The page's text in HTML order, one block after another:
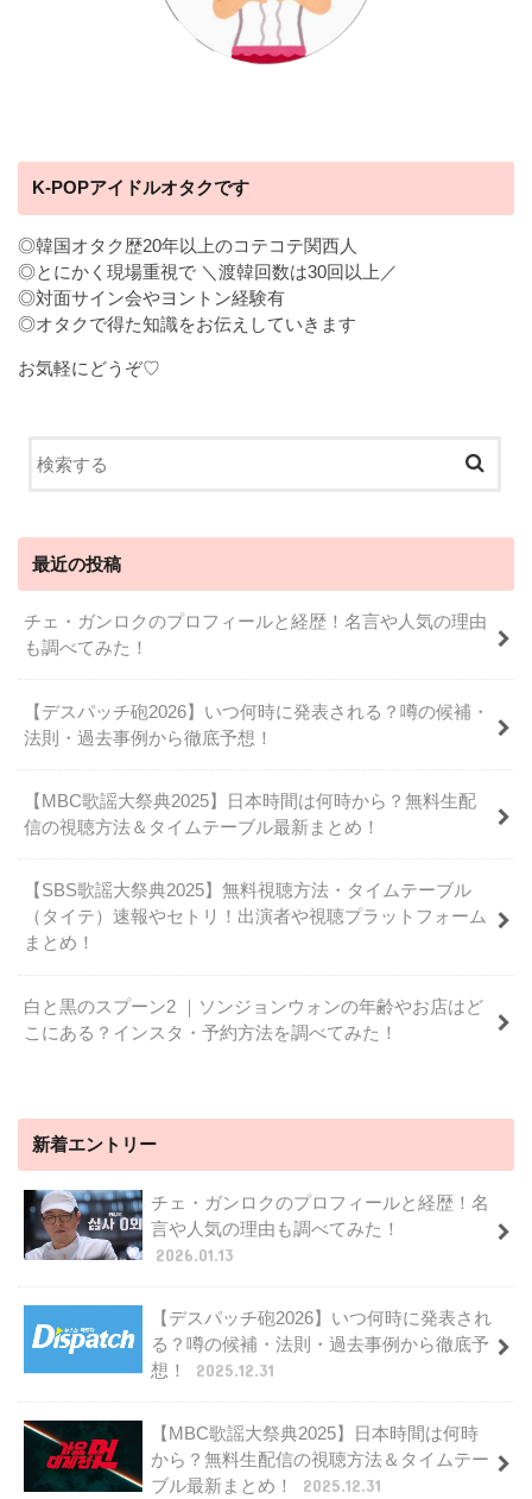
K-POPアイドルオタクです
◎韓国オタク歴20年以上のコテコテ関西人
◎とにかく現場重視で ＼渡韓回数は30回以上／
◎対面サイン会やヨントン経験有
◎オタクで得た知識をお伝えしていきます
お気軽にどうぞ♡
最近の投稿
チェ・ガンロクのプロフィールと経歴！名言や人気の理由
も調べてみた！
【デスパッチ砲2026】いつ何時に発表される？噂の候補・
法則・過去事例から徹底予想！
【MBC歌謡大祭典2025】日本時間は何時から？無料生配
信の視聴方法＆タイムテーブル最新まとめ！
【SBS歌謡大祭典2025】無料視聴方法・タイムテーブル
（タイテ）速報やセトリ！出演者や視聴プラットフォーム
まとめ！
白と黒のスプーン2 ｜ソンジョンウォンの年齢やお店はど
こにある？インスタ・予約方法を調べてみた！
新着エントリー
チェ・ガンロクのプロフィールと経歴！名
言や人気の理由も調べてみた！
2026.01.13
【デスパッチ砲2026】いつ何時に発表され
る？噂の候補・法則・過去事例から徹底予
想！
2025.12.31
【MBC歌謡大祭典2025】日本時間は何時
から？無料生配信の視聴方法＆タイムテー
ブル最新まとめ！
2025.12.31